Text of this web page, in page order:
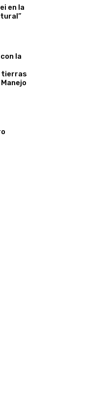
en la
la
tierras